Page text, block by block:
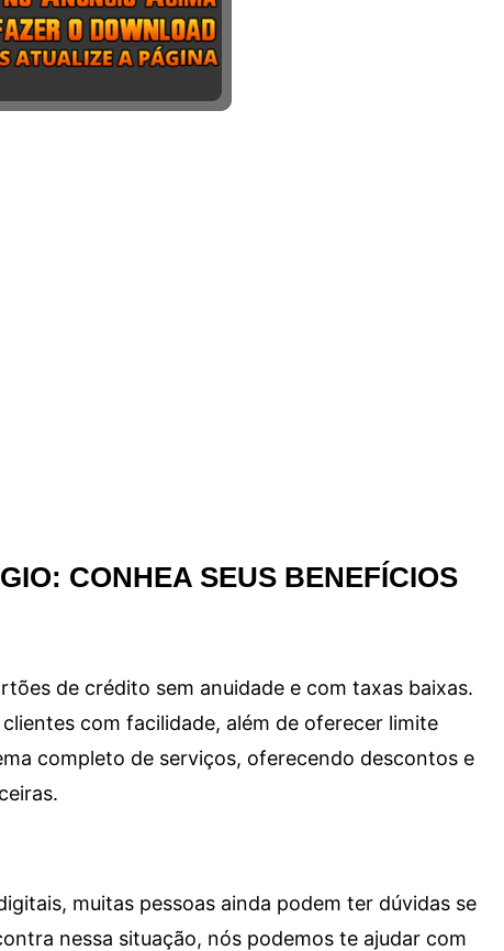
CONHEA SEUS BENEFÍCIOS
de crédito sem anuidade e com taxas baixas.
com facilidade, além de oferecer limite
completo de serviços, oferecendo descontos e
muitas pessoas ainda podem ter dúvidas se
nessa situação, nós podemos te ajudar com